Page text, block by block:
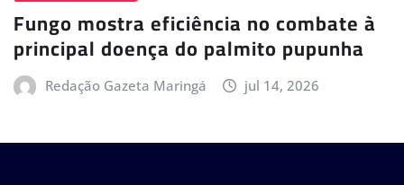
Fungo mostra eficiência no combate à
principal doença do palmito pupunha
Redação Gazeta Maringá jul 14, 2026